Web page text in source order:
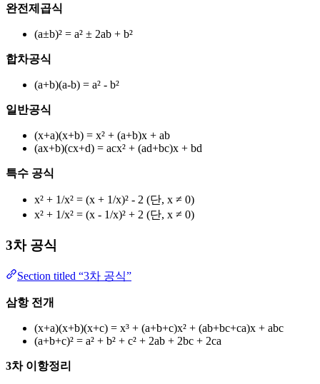
완전제곱식
(a±b)² = a² ± 2ab + b²
합차공식
(a+b)(a-b) = a² - b²
일반공식
(x+a)(x+b) = x² + (a+b)x + ab
(ax+b)(cx+d) = acx² + (ad+bc)x + bd
특수 공식
x² + 1/x² = (x + 1/x)² - 2 (단, x ≠ 0)
x² + 1/x² = (x - 1/x)² + 2 (단, x ≠ 0)
3차 공식
Section titled “3차 공식”
삼항 전개
(x+a)(x+b)(x+c) = x³ + (a+b+c)x² + (ab+bc+ca)x + abc
(a+b+c)² = a² + b² + c² + 2ab + 2bc + 2ca
3차 이항정리